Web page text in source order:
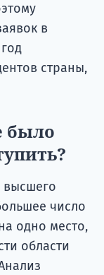
в
страны,
было
высшего
число
одно место,
области